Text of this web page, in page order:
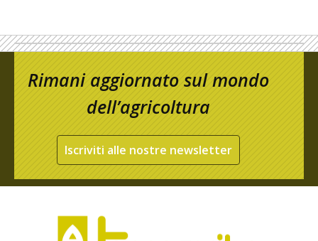
Rimani aggiornato sul mondo
dell’agricoltura
Iscriviti alle nostre newsletter